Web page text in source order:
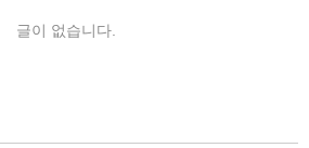
글이 없습니다.